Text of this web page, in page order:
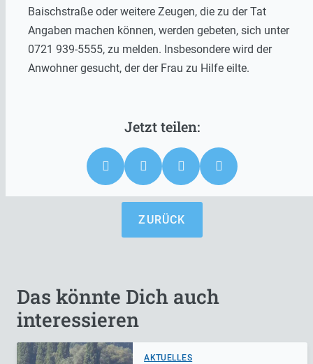
Baischstraße oder weitere Zeugen, die zu der Tat
Angaben machen können, werden gebeten, sich unter
0721 939-5555, zu melden. Insbesondere wird der
Anwohner gesucht, der der Frau zu Hilfe eilte.
ZURÜCK
Das könnte Dich auch
interessieren
AKTUELLES